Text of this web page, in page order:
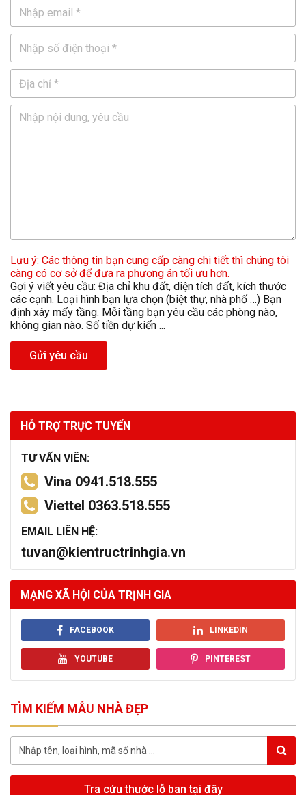
Lưu ý: Các thông tin bạn cung cấp càng chi tiết thì chúng tôi
càng có cơ sở để đưa ra phương án tối ưu hơn.
Gợi ý viết yêu cầu: Địa chỉ khu đất, diện tích đất, kích thước
các cạnh. Loại hình bạn lựa chọn (biệt thự, nhà phố …) Bạn
định xây mấy tầng. Mỗi tầng bạn yêu cầu các phòng nào,
không gian nào. Số tiền dự kiến ...
Gửi yêu cầu
HỖ TRỢ TRỰC TUYẾN
TƯ VẤN VIÊN:
Vina 0941.518.555
Viettel 0363.518.555
EMAIL LIÊN HỆ:
tuvan@kientructrinhgia.vn
MẠNG XÃ HỘI CỦA TRỊNH GIA
FACEBOOK LINKEDIN
YOUTUBE PINTEREST
TÌM KIẾM MẪU NHÀ ĐẸP
Tra cứu thước lỗ ban tại đây